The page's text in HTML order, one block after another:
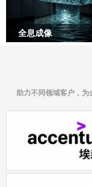
全息成像
助力不同领域客户，为